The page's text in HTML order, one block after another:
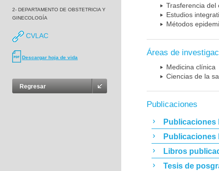
2- DEPARTAMENTO DE OBSTETRICIA Y
GINECOLOGÍA
CVLAC
Descargar hoja de vida
Regresar
Trasferencia del
Estudios
Métodos
Áreas de
Medicina clínica
Ciencias de la
Publicaciones
Publicaciones
Publicaciones
Libros
Tesis de